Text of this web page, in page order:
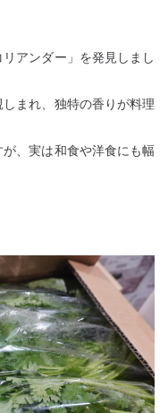
アンダー」を発見しまし
まれ、独特の香りが料理
、実は和食や洋食にも幅